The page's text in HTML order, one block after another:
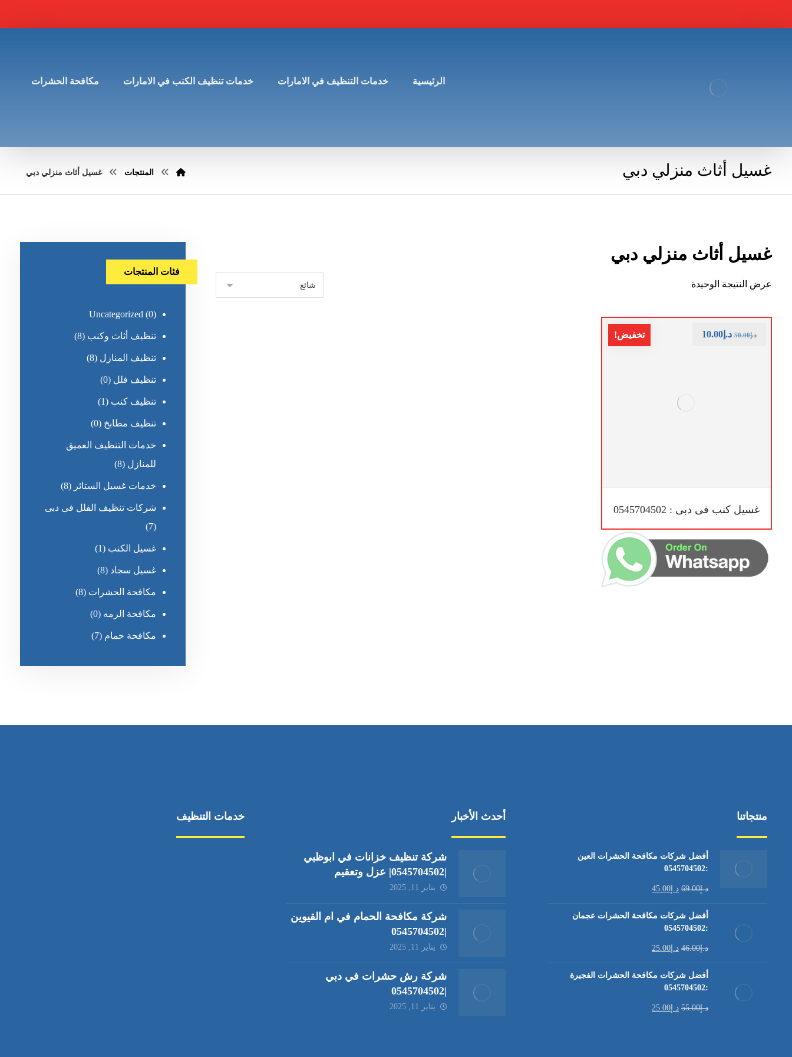
الرئيسية خدمات التنظيف في الامارات خدمات تنظيف الكنب في الامارات مكافحة الحشرات
غسيل أثاث منزلي دبي المنتجات غسيل أثاث منزلي دبي
غسيل أثاث منزلي دبي
عرض النتيجة الوحيدة
تخفيض!
غسيل كنب فى دبى : 0545704502
د.إ50.00 د.إ 10.00
فئات المنتجات
Uncategorized (0)
تنظيف أثاث وكنب (8)
تنظيف المنازل (8)
تنظيف فلل (0)
تنظيف كنب (1)
تنظيف مطابخ (0)
خدمات التنظيف العميق
للمنازل (8)
خدمات غسيل الستائر (8)
شركات تنظيف الفلل فى دبى
(7)
غسيل الكنب (1)
غسيل سجاد (8)
مكافحة الحشرات (8)
مكافحة الرمه (0)
مكافحة حمام (7)
منتجاتنا
أفضل شركات مكافحة الحشرات العين
:0545704502
د.إ69.00 د.إ 45.00
أفضل شركات مكافحة الحشرات عجمان
:0545704502
د.إ46.00 د.إ 25.00
أفضل شركات مكافحة الحشرات الفجيرة
:0545704502
د.إ55.00 د.إ 25.00
أحدث الأخبار
شركة تنظيف خزانات في ابوظبي
|0545704502| عزل وتعقيم
يناير 11, 2025
شركة مكافحة الحمام في ام القيوين
|0545704502
يناير 11, 2025
شركة رش حشرات في دبي
|0545704502
يناير 11, 2025
خدمات التنظيف